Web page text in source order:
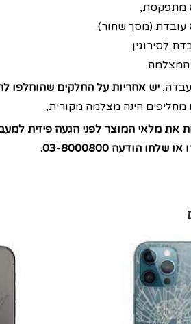
מתפקסת,
(מסך שחור).
לסירוגין.
המצלמה.
יש אחריות על החלקים שהוחלפו
הינה מצלמה מקורית,
את מלאי המוצר לפני הגעה פיזית
הודעה 03-8000800.